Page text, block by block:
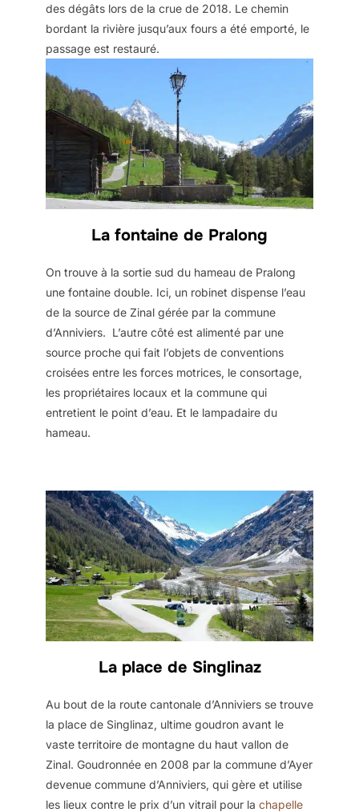
des dégâts lors de la crue de 2018. Le chemin
bordant la rivière jusqu’aux fours a été emporté, le
passage est restauré.
La fontaine de Pralong
On trouve à la sortie sud du hameau de Pralong
une fontaine double. Ici, un robinet dispense l’eau
de la source de Zinal gérée par la commune
d’Anniviers. L’autre côté est alimenté par une
source proche qui fait l’objets de conventions
croisées entre les forces motrices, le consortage,
les propriétaires locaux et la commune qui
entretient le point d’eau. Et le lampadaire du
hameau.
La place de Singlinaz
Au bout de la route cantonale d’Anniviers se trouve
la place de Singlinaz, ultime goudron avant le
vaste territoire de montagne du haut vallon de
Zinal. Goudronnée en 2008 par la commune d’Ayer
devenue commune d’Anniviers, qui gère et utilise
les lieux contre le prix d’un vitrail pour la chapelle